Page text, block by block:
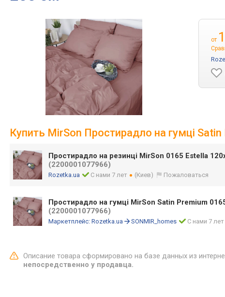
от
Купить MirSon Простирадло на гумці
Простирадло на резинці MirSon 0165 Estella
(2200001077966)
Rozetka.ua С нами 7 лет (Киев) Пожаловаться
Простирадло на гумці MirSon Satin Premium
(2200001077966)
Маркетплейс: Rozetka.ua SONMIR_homes С нами 7 лет
Описание товара сформировано на базе данных из
непосредственно у продавца.